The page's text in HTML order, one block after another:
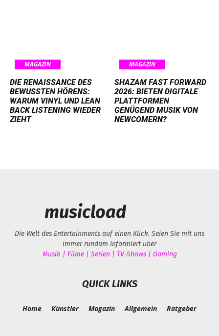
MAGAZIN
DIE RENAISSANCE DES
BEWUSSTEN HÖRENS:
WARUM VINYL UND LEAN
BACK LISTENING WIEDER
ZIEHT
MAGAZIN
SHAZAM FAST FORWARD
2026: BIETEN DIGITALE
PLATTFORMEN
GENÜGEND MUSIK VON
NEWCOMERN?
musicload
Die Welt des Entertainments auf einen Klick. Seien Sie mit uns
immer rundum informiert über
Musik | Filme | Serien | TV-Shows | Gaming
QUICK LINKS
Home Künstler Magazin Allgemein Ratgeber